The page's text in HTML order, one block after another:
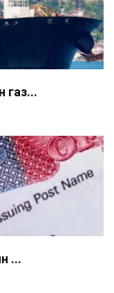
газ...
...